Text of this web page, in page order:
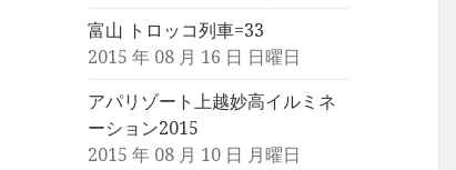
富山 トロッコ列車=33
2015 年 08 月 16 日 日曜日
アパリゾート上越妙高イルミネ
ーション2015
2015 年 08 月 10 日 月曜日